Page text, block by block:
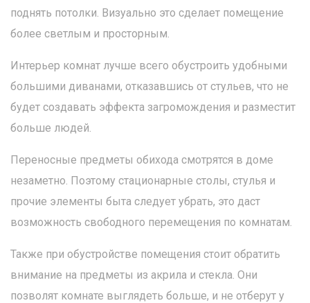
поднять потолки. Визуально это сделает помещение
более светлым и просторным.
Интерьер комнат лучше всего обустроить удобными
большими диванами, отказавшись от стульев, что не
будет создавать эффекта загромождения и разместит
больше людей.
Переносные предметы обихода смотрятся в доме
незаметно. Поэтому стационарные столы, стулья и
прочие элементы быта следует убрать, это даст
возможность свободного перемещения по комнатам.
Также при обустройстве помещения стоит обратить
внимание на предметы из акрила и стекла. Они
позволят комнате выглядеть больше, и не отберут у